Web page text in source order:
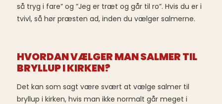
så tryg i fare” og ”Jeg er træt og går til ro”. Hvis du er i
tvivl, så hør præsten ad, inden du vælger salmerne.
HVORDAN VÆLGER MAN SALMER TIL
BRYLLUP I KIRKEN?
Det kan som sagt være svært at vælge salmer til
bryllup i kirken, hvis man ikke normalt går meget i